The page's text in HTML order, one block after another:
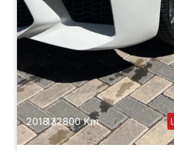
2018 /132800 Km
Bmw 530i Sport Line